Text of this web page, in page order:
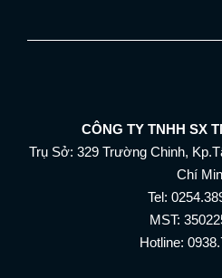
CÔNG TY TNHH SX
Trụ Sở: 329 Trường Chinh,
Chí
Tel:
MST:
Hotline: